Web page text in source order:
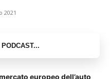
2021
europeo dell’auto